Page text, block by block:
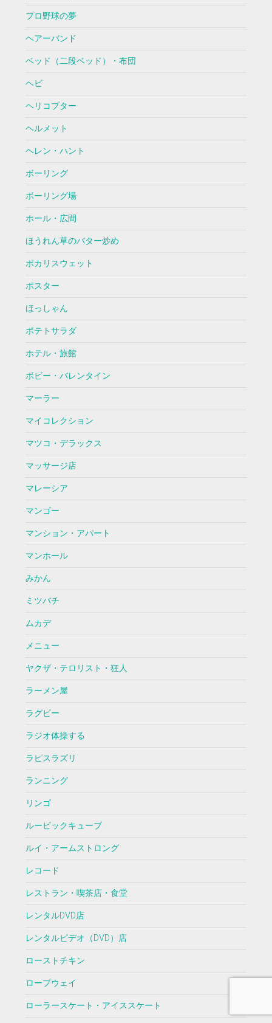
プロ野球の夢
ヘアーバンド
ベッド（二段ベッド）・布団
ヘビ
ヘリコプター
ヘルメット
ヘレン・ハント
ボーリング
ボーリング場
ホール・広間
ほうれん草のバター炒め
ポカリスウェット
ポスター
ほっしゃん
ポテトサラダ
ホテル・旅館
ボビー・バレンタイン
マーラー
マイコレクション
マツコ・デラックス
マッサージ店
マレーシア
マンゴー
マンション・アパート
マンホール
みかん
ミツバチ
ムカデ
メニュー
ヤクザ・テロリスト・狂人
ラーメン屋
ラグビー
ラジオ体操する
ラピスラズリ
ランニング
リンゴ
ルービックキューブ
ルイ・アームストロング
レコード
レストラン・喫茶店・食堂
レンタルDVD店
レンタルビデオ（DVD）店
ローストチキン
ロープウェイ
ローラースケート・アイススケート